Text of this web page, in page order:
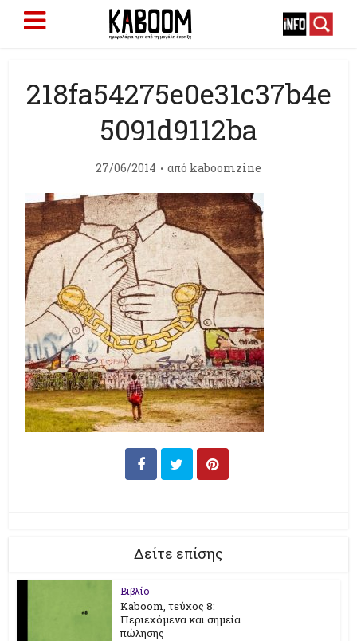
218fa54275e0e31c37b4e
5091d9112ba
27/06/2014 από kaboomzine
Δείτε επίσης
Βιβλίο
Kaboom, τεύχος 8:
Περιεχόμενα και σημεία
πώλησης